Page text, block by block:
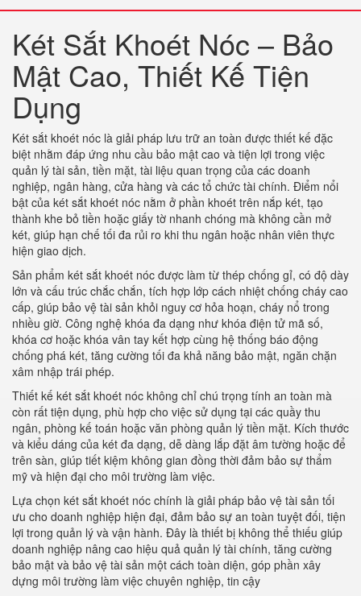
Két Sắt Khoét Nóc – Bảo
Mật Cao, Thiết Kế Tiện
Dụng
Két sắt khoét nóc là giải pháp lưu trữ an toàn được thiết kế đặc
biệt nhằm đáp ứng nhu cầu bảo mật cao và tiện lợi trong việc
quản lý tài sản, tiền mặt, tài liệu quan trọng của các doanh
nghiệp, ngân hàng, cửa hàng và các tổ chức tài chính. Điểm nổi
bật của két sắt khoét nóc nằm ở phần khoét trên nắp két, tạo
thành khe bỏ tiền hoặc giấy tờ nhanh chóng mà không cần mở
két, giúp hạn chế tối đa rủi ro khi thu ngân hoặc nhân viên thực
hiện giao dịch.
Sản phẩm két sắt khoét nóc được làm từ thép chống gỉ, có độ dày
lớn và cấu trúc chắc chắn, tích hợp lớp cách nhiệt chống cháy cao
cấp, giúp bảo vệ tài sản khỏi nguy cơ hỏa hoạn, cháy nổ trong
nhiều giờ. Công nghệ khóa đa dạng như khóa điện tử mã số,
khóa cơ hoặc khóa vân tay kết hợp cùng hệ thống báo động
chống phá két, tăng cường tối đa khả năng bảo mật, ngăn chặn
xâm nhập trái phép.
Thiết kế két sắt khoét nóc không chỉ chú trọng tính an toàn mà
còn rất tiện dụng, phù hợp cho việc sử dụng tại các quầy thu
ngân, phòng kế toán hoặc văn phòng quản lý tiền mặt. Kích thước
và kiểu dáng của két đa dạng, dễ dàng lắp đặt âm tường hoặc để
trên sàn, giúp tiết kiệm không gian đồng thời đảm bảo sự thẩm
mỹ và hiện đại cho môi trường làm việc.
Lựa chọn két sắt khoét nóc chính là giải pháp bảo vệ tài sản tối
ưu cho doanh nghiệp hiện đại, đảm bảo sự an toàn tuyệt đối, tiện
lợi trong quản lý và vận hành. Đây là thiết bị không thể thiếu giúp
doanh nghiệp nâng cao hiệu quả quản lý tài chính, tăng cường
bảo mật và bảo vệ tài sản một cách toàn diện, góp phần xây
dựng môi trường làm việc chuyên nghiệp, tin cậy